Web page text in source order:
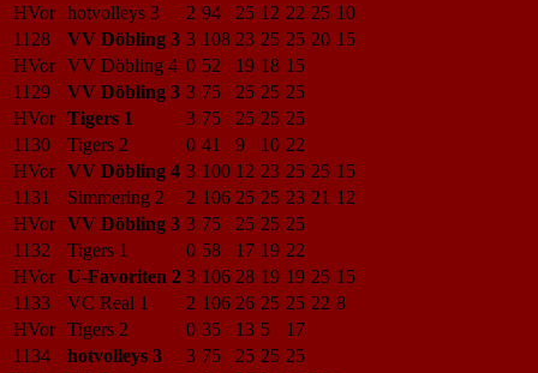
HVor hotvolleys 3 2 94 25 12 22 25 10
1128
VV Döbling 3 3 108 23 25 25 20 15
HVor VV Döbling 4 0 52 19 18 15
1129
VV Döbling 3 3 75 25 25 25
HVor Tigers 1 3 75 25 25 25
1130
Tigers 2 0 41 9 10 22
HVor VV Döbling 4 3 100 12 23 25 25 15
1131
Simmering 2 2 106 25 25 23 21 12
HVor VV Döbling 3 3 75 25 25 25
1132
Tigers 1 0 58 17 19 22
HVor U-Favoriten 2 3 106 28 19 19 25 15
1133
VC Real 1 2 106 26 25 25 22 8
HVor Tigers 2 0 35 13 5
17
1134
hotvolleys 3 3 75 25 25 25